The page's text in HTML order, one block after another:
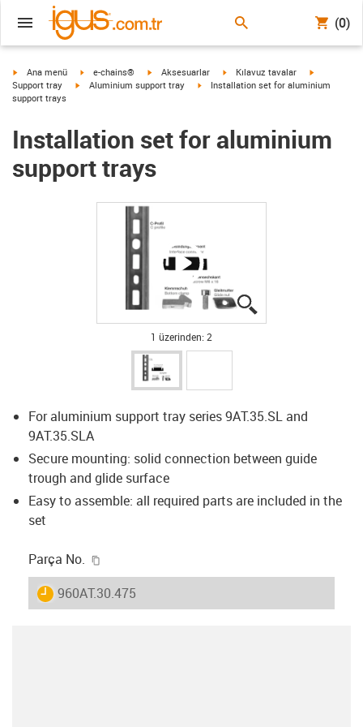
(0)
igus-icon-arrow-right
Ana menü igus-icon-arrow-right
e-chains® igus-icon-arrow-right
Aksesuarlar igus-icon-arrow-right
Kılavuz tavalar
igus-icon-
Support tray
igus-icon-arrow-right
Aluminium support tray igus-icon-arrow-right
Installation set for aluminium
support trays
Installation set for aluminium
support trays
1 üzerinden: 2
For aluminium support tray series 9AT.35.SL and
9AT.35.SLA
Secure mounting: solid connection between guide
trough and glide surface
Easy to assemble: all required parts are included in the
set
Parça No.
igus-icon-lieferzeit
960AT.30.475